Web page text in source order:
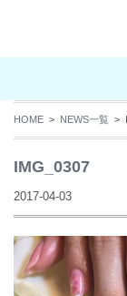
HOME > NEWS一覧 >
IMG_0307
2017-04-03